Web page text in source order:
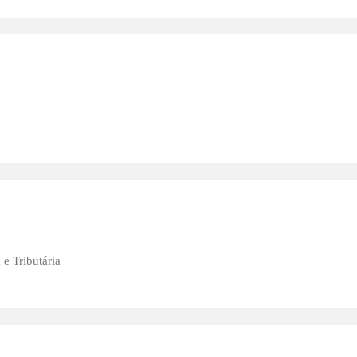
Tributária